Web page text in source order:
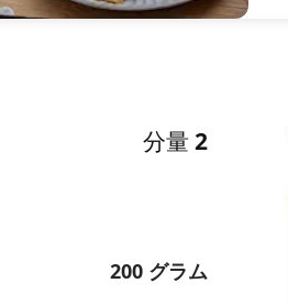
分量 2
200 グラム